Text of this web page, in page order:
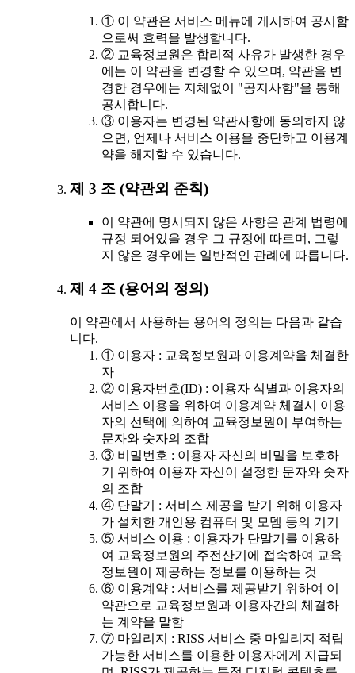
① 이 약관은 서비스 메뉴에 게시하여 공시함
으로써 효력을 발생합니다.
② 교육정보원은 합리적 사유가 발생한 경우
에는 이 약관을 변경할 수 있으며, 약관을 변
경한 경우에는 지체없이 "공지사항"을 통해
공시합니다.
③ 이용자는 변경된 약관사항에 동의하지 않
으면, 언제나 서비스 이용을 중단하고 이용계
약을 해지할 수 있습니다.
제 3 조 (약관외 준칙)
이 약관에 명시되지 않은 사항은 관계 법령에
규정 되어있을 경우 그 규정에 따르며, 그렇
지 않은 경우에는 일반적인 관례에 따릅니다.
제 4 조 (용어의 정의)
이 약관에서 사용하는 용어의 정의는 다음과 같습
니다.
① 이용자 : 교육정보원과 이용계약을 체결한
자
② 이용자번호(ID) : 이용자 식별과 이용자의
서비스 이용을 위하여 이용계약 체결시 이용
자의 선택에 의하여 교육정보원이 부여하는
문자와 숫자의 조합
③ 비밀번호 : 이용자 자신의 비밀을 보호하
기 위하여 이용자 자신이 설정한 문자와 숫자
의 조합
④ 단말기 : 서비스 제공을 받기 위해 이용자
가 설치한 개인용 컴퓨터 및 모뎀 등의 기기
⑤ 서비스 이용 : 이용자가 단말기를 이용하
여 교육정보원의 주전산기에 접속하여 교육
정보원이 제공하는 정보를 이용하는 것
⑥ 이용계약 : 서비스를 제공받기 위하여 이
약관으로 교육정보원과 이용자간의 체결하
는 계약을 말함
⑦ 마일리지 : RISS 서비스 중 마일리지 적립
가능한 서비스를 이용한 이용자에게 지급되